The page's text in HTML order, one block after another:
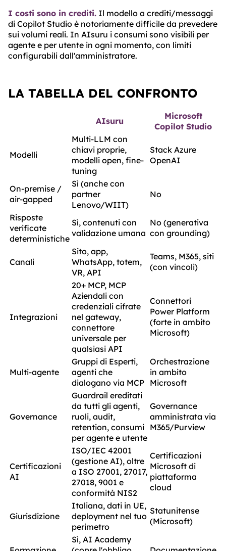
I costi sono in crediti. Il modello a crediti/messaggi
di Copilot Studio è notoriamente difficile da prevedere
sui volumi reali. In AIsuru i consumi sono visibili per
agente e per utente in ogni momento, con limiti
configurabili dall'amministratore.
LA TABELLA DEL CONFRONTO
AIsuru
Microsoft
Copilot Studio
Modelli
Multi-LLM con
chiavi proprie,
modelli open, fine-
tuning
Stack Azure
OpenAI
On-premise /
air-gapped
Sì (anche con
partner
Lenovo/WIIT)
No
Risposte
verificate
deterministiche
Sì, contenuti con
validazione umana
No (generativa
con grounding)
Canali
Sito, app,
WhatsApp, totem,
VR, API
Teams, M365, siti
(con vincoli)
Integrazioni
20+ MCP, MCP
Aziendali con
credenziali cifrate
nel gateway,
connettore
universale per
qualsiasi API
Connettori
Power Platform
(forte in ambito
Microsoft)
Multi-agente
Gruppi di Esperti,
agenti che
dialogano via MCP
Orchestrazione
in ambito
Microsoft
Governance
Guardrail ereditati
da tutti gli agenti,
ruoli, audit,
retention, consumi
per agente e utente
Governance
amministrata via
M365/Purview
Certificazioni
AI
ISO/IEC 42001
(gestione AI), oltre
a ISO 27001, 27017,
27018, 9001 e
conformità NIS2
Certificazioni
Microsoft di
piattaforma
cloud
Giurisdizione
Italiana, dati in UE,
deployment nel tuo
perimetro
Statunitense
(Microsoft)
Sì, AI Academy